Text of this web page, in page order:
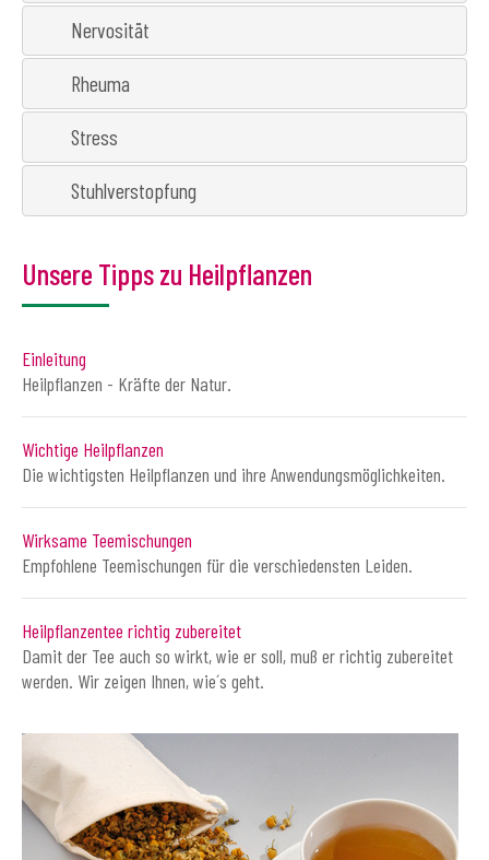
Nervosität
Rheuma
Stress
Stuhlverstopfung
Unsere Tipps zu Heilpflanzen
Einleitung
Heilpflanzen - Kräfte der Natur.
Wichtige Heilpflanzen
Die wichtigsten Heilpflanzen und ihre Anwendungsmöglichkeiten.
Wirksame Teemischungen
Empfohlene Teemischungen für die verschiedensten Leiden.
Heilpflanzentee richtig zubereitet
Damit der Tee auch so wirkt, wie er soll, muß er richtig zubereitet
werden. Wir zeigen Ihnen, wie´s geht.